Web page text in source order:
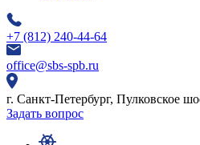
+7 (812) 240-44-64
office@sbs-spb.ru
г. Санкт-Петербург, Пулковское
Задать вопрос